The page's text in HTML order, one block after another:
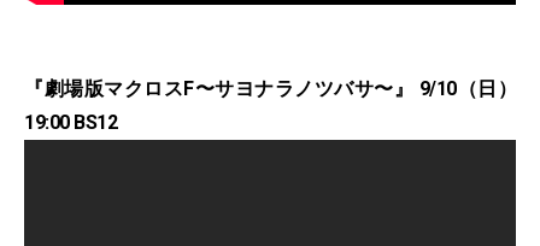
『劇場版マクロスF〜サヨナラノツバサ〜』 9/10（日）
19:00 BS12